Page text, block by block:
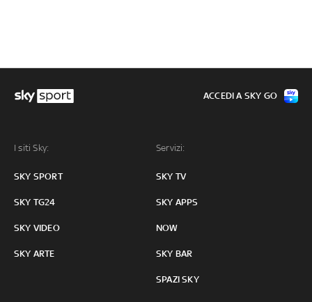
I siti Sky:
SKY SPORT
SKY TG24
SKY VIDEO
SKY ARTE
Servizi:
SKY TV
SKY APPS
NOW
SKY BAR
SPAZI SKY
ACCEDI A SKY GO